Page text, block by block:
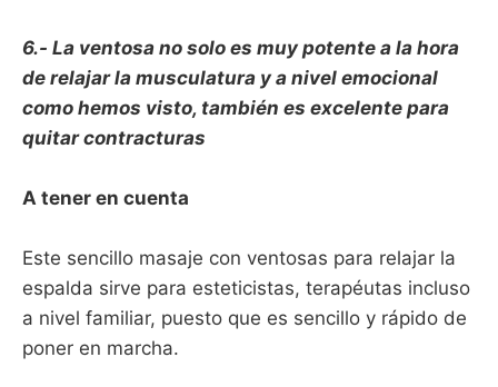
6.- La ventosa no solo es muy potente a la hora
de relajar la musculatura y a nivel emocional
como hemos visto, también es excelente para
quitar contracturas
A tener en cuenta
Este sencillo masaje con ventosas para relajar la
espalda sirve para esteticistas, terapéutas incluso
a nivel familiar, puesto que es sencillo y rápido de
poner en marcha.